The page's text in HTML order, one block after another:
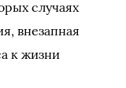
случаях
внезапная
к жизни